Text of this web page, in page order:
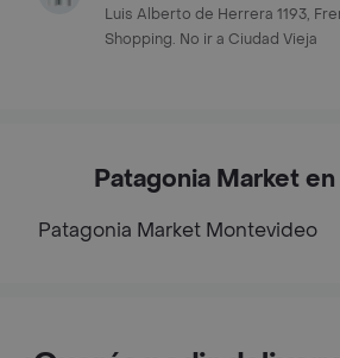
Luis Alberto de Herrera 1193,
Shopping. No ir a Ciudad Vieja
Patagonia Market
Patagonia Market Montevideo